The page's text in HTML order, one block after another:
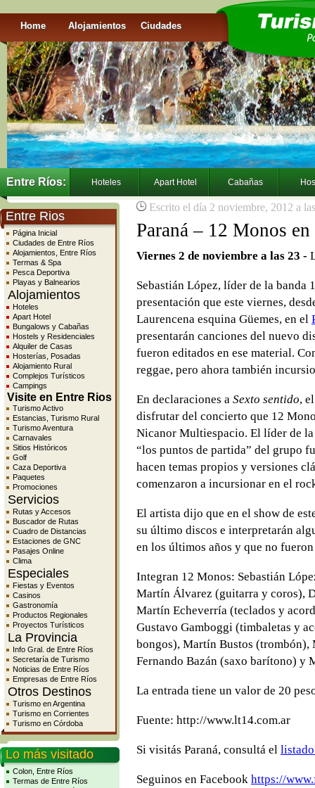
Home Alojamientos Ciudades
Entre Ríos: Hoteles Apart Hotel Cabañas
Entre Rios
Página Inicial
Ciudades de Entre Ríos
Alojamientos, Entre Ríos
Termas & Spa
Pesca Deportiva
Playas y Balnearios
Alojamientos
Hoteles
Apart Hotel
Bungalows y Cabañas
Hostels y Residenciales
Alquiler de Casas
Hosterías, Posadas
Alojamiento Rural
Complejos Turísticos
Campings
Visite en Entre Rios
Turismo Activo
Estancias, Turismo Rural
Turismo Aventura
Carnavales
Sitios Históricos
Golf
Caza Deportiva
Paquetes
Promociones
Servicios
Rutas y Accesos
Buscador de Rutas
Cuadro de Distancias
Estaciones de GNC
Pasajes Online
Clima
Especiales
Fiestas y Eventos
Casinos
Gastronomía
Productos Regionales
Proyectos Turísticos
La Provincia
Info Gral. de Entre Ríos
Secretaría de Turismo
Noticias de Entre Ríos
Empresas de Entre Ríos
Otros Destinos
Turismo en Argentina
Turismo en Corrientes
Turismo en Córdoba
Lo más visitado
Colon, Entre Ríos
Termas de Entre Ríos
Escrito el día 2 noviembre, 2012 a
Paraná – 12 Monos
Viernes 2 de noviembre a las 23 -
Sebastián López, líder de la banda
presentación que este viernes,
Laurencena esquina Güemes, en el
presentarán canciones del nuevo
fueron editados en ese material.
reggae, pero ahora también
En declaraciones a Sexto sentido,
disfrutar del concierto que 12
Nicanor Multiespacio. El líder de
“los puntos de partida” del grupo
hacen temas propios y versiones
comenzaron a incursionar en el
El artista dijo que en el show de
su último discos e interpretarán
en los últimos años y que no
Integran 12 Monos: Sebastián
Martín Álvarez (guitarra y coros),
Martín Echeverría (teclados y
Gustavo Gamboggi (timbaletas y
bongos), Martín Bustos
Fernando Bazán (saxo barítono) y
La entrada tiene un valor de 20
Fuente: http://www.lt14.com.ar
Si visitás Paraná, consultá el
Seguinos en Facebook https://